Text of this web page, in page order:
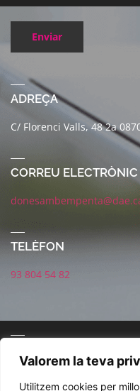
Valorem la teva
Utilitzem cookies per
Enviar
ADREÇA
C/ Florenci Valls, 48 2a
CORREU ELECTRÒNIC
TELÈFON
93 804 54 82